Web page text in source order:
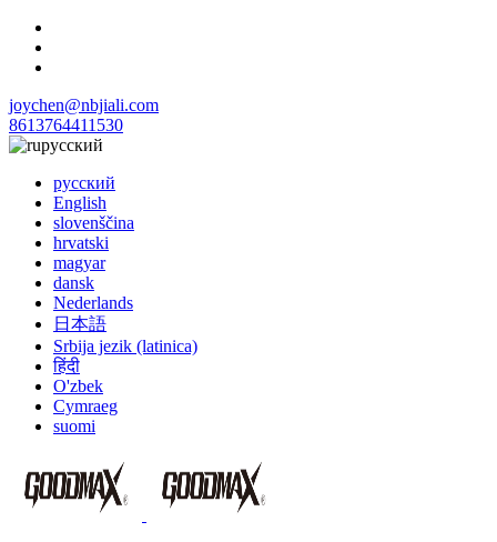
joychen@nbjiali.com
8613764411530
русский
русский
English
slovenščina
hrvatski
magyar
dansk
Nederlands
日本語
Srbija jezik (latinica)
हिंदी
O'zbek
Cymraeg
suomi